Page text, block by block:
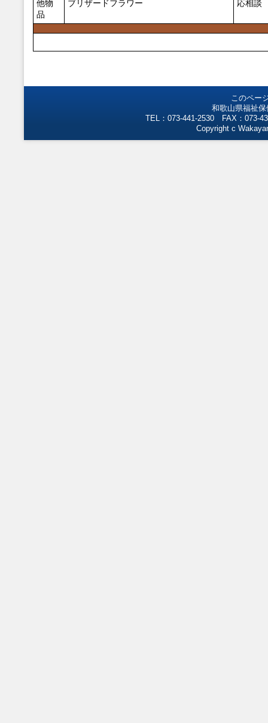
他物
品
ブリザードフラワー 応相談
このペー
和歌山県福祉
TEL：073-441-2530 FAX：073-
Copyright c